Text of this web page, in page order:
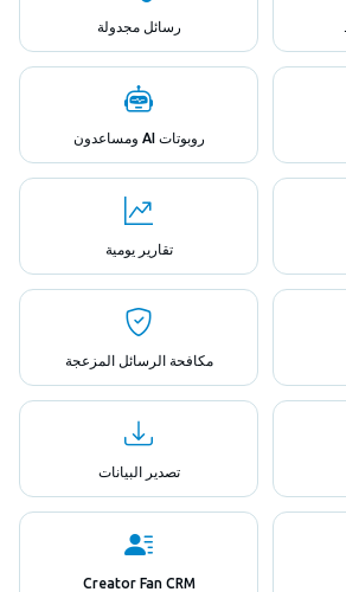
رسائل مجدولة
روبوتات AI ومساعدون
تقارير يومية
مكافحة الرسائل المزعجة
تصدير البيانات
Creator Fan CRM